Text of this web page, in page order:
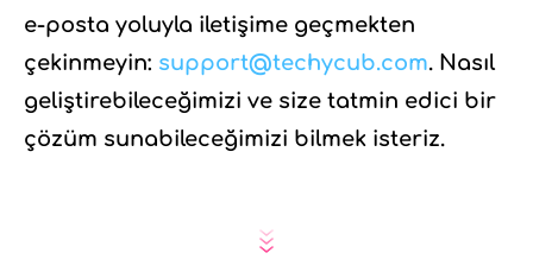
e-posta yoluyla iletişime geçmekten
çekinmeyin: support@techycub.com. Nasıl
geliştirebileceğimizi ve size tatmin edici bir
çözüm sunabileceğimizi bilmek isteriz.